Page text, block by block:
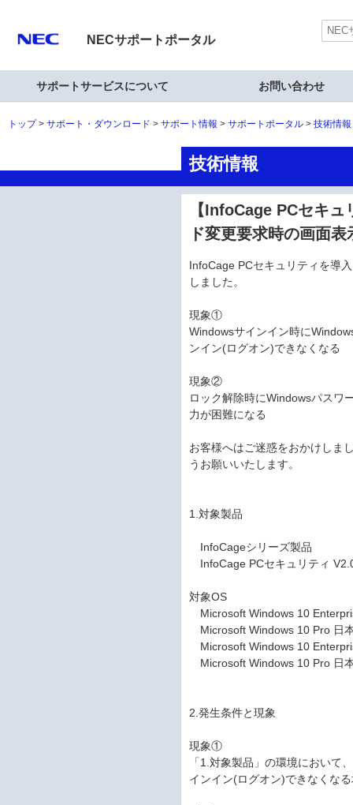
NECサポートポータル
サポートサービスについて お問い合わせ
トップ サポート・ダウンロード サポート情報 サポートポータル 技術情
技術情報
【InfoCage PCセキ
ド変更要求時の画面
InfoCage PCセキュリティを導
しました。
現象①
Windowsサインイン時に
ンイン(ログオン)できなくなる
現象②
ロック解除時にWindowsパスワ
力が困難になる
お客様へはご迷惑をおかけしま
うお願いいたします。
1.対象製品
InfoCageシリーズ製品
InfoCage PCセキュリティ
対象OS
Microsoft Windows 10
Microsoft Windows 10 Pro 日
Microsoft Windows 10
Microsoft Windows 10 Pro 日
2.発生条件と現象
現象①
「1.対象製品」の環境において
インイン(ログオン)できなくな